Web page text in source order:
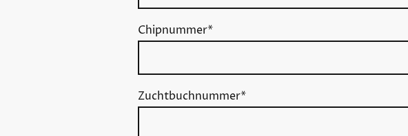
Chipnummer*
Zuchtbuchnummer*